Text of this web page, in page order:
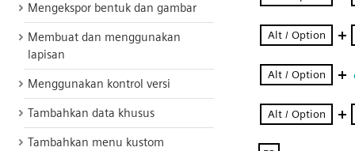
Mengekspor bentuk dan gambar
Membuat dan menggunakan
lapisan
Menggunakan kontrol versi
Tambahkan data khusus
Tambahkan menu kustom